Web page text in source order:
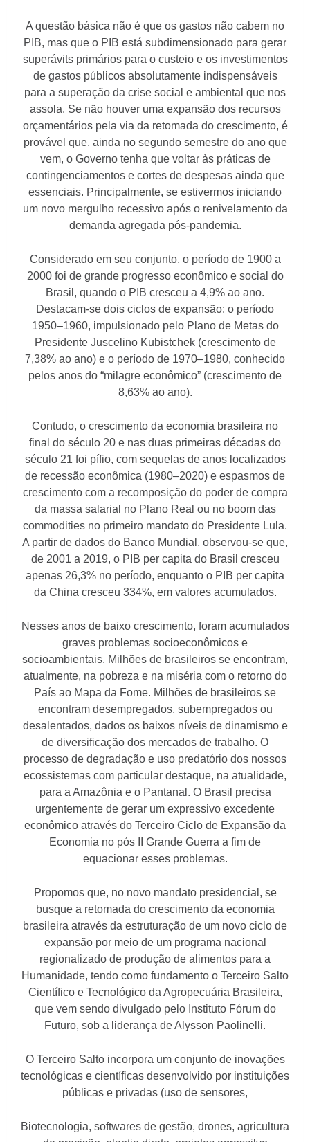
A questão básica não é que os gastos não cabem no
PIB, mas que o PIB está subdimensionado para gerar
superávits primários para o custeio e os investimentos
de gastos públicos absolutamente indispensáveis
para a superação da crise social e ambiental que nos
assola. Se não houver uma expansão dos recursos
orçamentários pela via da retomada do crescimento, é
provável que, ainda no segundo semestre do ano que
vem, o Governo tenha que voltar às práticas de
contingenciamentos e cortes de despesas ainda que
essenciais. Principalmente, se estivermos iniciando
um novo mergulho recessivo após o renivelamento da
demanda agregada pós-pandemia.
Considerado em seu conjunto, o período de 1900 a
2000 foi de grande progresso econômico e social do
Brasil, quando o PIB cresceu a 4,9% ao ano.
Destacam-se dois ciclos de expansão: o período
1950–1960, impulsionado pelo Plano de Metas do
Presidente Juscelino Kubistchek (crescimento de
7,38% ao ano) e o período de 1970–1980, conhecido
pelos anos do “milagre econômico” (crescimento de
8,63% ao ano).
Contudo, o crescimento da economia brasileira no
final do século 20 e nas duas primeiras décadas do
século 21 foi pífio, com sequelas de anos localizados
de recessão econômica (1980–2020) e espasmos de
crescimento com a recomposição do poder de compra
da massa salarial no Plano Real ou no boom das
commodities no primeiro mandato do Presidente Lula.
A partir de dados do Banco Mundial, observou-se que,
de 2001 a 2019, o PIB per capita do Brasil cresceu
apenas 26,3% no período, enquanto o PIB per capita
da China cresceu 334%, em valores acumulados.
Nesses anos de baixo crescimento, foram acumulados
graves problemas socioeconômicos e
socioambientais. Milhões de brasileiros se encontram,
atualmente, na pobreza e na miséria com o retorno do
País ao Mapa da Fome. Milhões de brasileiros se
encontram desempregados, subempregados ou
desalentados, dados os baixos níveis de dinamismo e
de diversificação dos mercados de trabalho. O
processo de degradação e uso predatório dos nossos
ecossistemas com particular destaque, na atualidade,
para a Amazônia e o Pantanal. O Brasil precisa
urgentemente de gerar um expressivo excedente
econômico através do Terceiro Ciclo de Expansão da
Economia no pós II Grande Guerra a fim de
equacionar esses problemas.
Propomos que, no novo mandato presidencial, se
busque a retomada do crescimento da economia
brasileira através da estruturação de um novo ciclo de
expansão por meio de um programa nacional
regionalizado de produção de alimentos para a
Humanidade, tendo como fundamento o Terceiro Salto
Científico e Tecnológico da Agropecuária Brasileira,
que vem sendo divulgado pelo Instituto Fórum do
Futuro, sob a liderança de Alysson Paolinelli.
O Terceiro Salto incorpora um conjunto de inovações
tecnológicas e científicas desenvolvido por instituições
públicas e privadas (uso de sensores,
Biotecnologia, softwares de gestão, drones, agricultura